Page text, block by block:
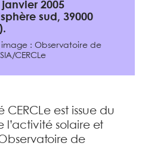
2005
sud, 39000
image : Observatoire de
CERCLe
CERCLe est issue du
l’activité solaire et
de